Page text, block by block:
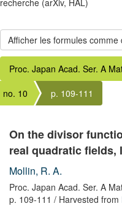
recherche (arXiv, HAL)
Proc. Japan Acad. Ser. A
no. 10
p. 109-111
On the divisor
real quadratic fields, I
Mollin, R. A.
Proc. Japan Acad. Ser. A
p. 109-111 / Harvested from